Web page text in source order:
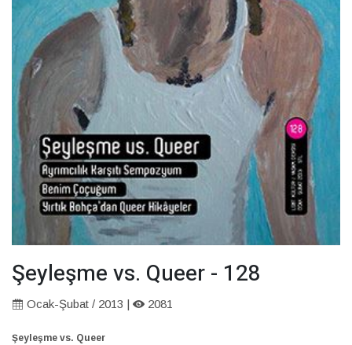
Şeyleşme vs. Queer - 128
Ocak-Şubat / 2013 | 2081
Şeyleşme vs. Queer